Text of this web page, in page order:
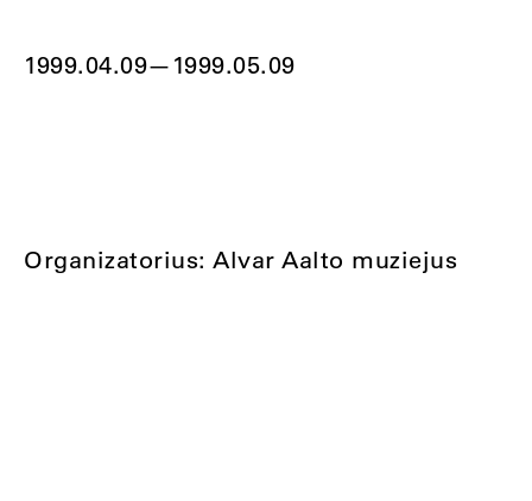
1999.04.09— 1999.05.09
Organizatorius: Alvar Aalto muziejus